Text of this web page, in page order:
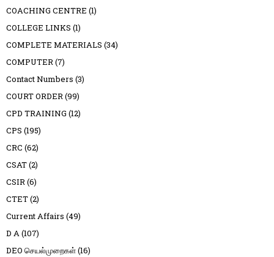
COACHING CENTRE (1)
COLLEGE LINKS (1)
COMPLETE MATERIALS (34)
COMPUTER(7)
Contact Numbers (3)
COURT ORDER(99)
CPD TRAINING (12)
CPS (195)
CRC (62)
CSAT(2)
CSIR(6)
CTET(2)
Current Affairs (49)
D A(107)
DEO செயல்முறைகள்(16)